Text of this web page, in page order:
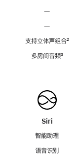
—
—
支持立体声组合脚
²
多房间音频脚
³
Siri
智能助理
语音识别